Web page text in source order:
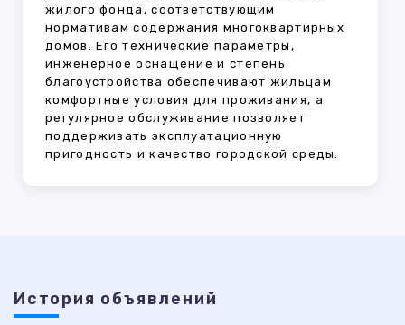
жилого фонда, соответствующим
нормативам содержания многоквартирных
домов. Его технические параметры,
инженерное оснащение и степень
благоустройства обеспечивают жильцам
комфортные условия для проживания, а
регулярное обслуживание позволяет
поддерживать эксплуатационную
пригодность и качество городской среды.
История объявлений